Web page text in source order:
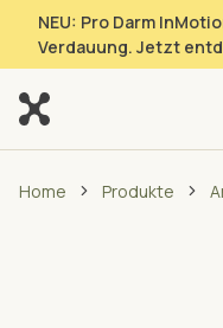
NEU: Pro Darm
Verdauung. Jetzt
Home Produkte